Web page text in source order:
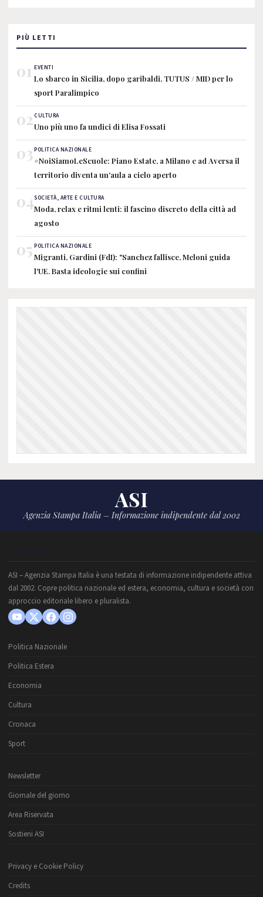
PIÙ LETTI
01 EVENTI
Lo sbarco in Sicilia, dopo garibaldi, TUTUS / MID per lo
sport Paralimpico
02CULTURA
Uno più uno fa undici di Elisa Fossati
03POLITICA NAZIONALE
#NoiSiamoLeScuole: Piano Estate, a Milano e ad Aversa il
territorio diventa un'aula a cielo aperto
04SOCIETÀ, ARTE E CULTURA
Moda, relax e ritmi lenti: il fascino discreto della città ad
agosto
05 POLITICA NAZIONALE
Migranti, Gardini (FdI): "Sanchez fallisce, Meloni guida
l'UE. Basta ideologie sui confini
ASI
Agenzia Stampa Italia – Informazione indipendente dal 2002
CHI SIAMO
ASI – Agenzia Stampa Italia è una testata di informazione indipendente attiva
dal 2002. Copre politica nazionale ed estera, economia, cultura e società con
approccio editoriale libero e pluralista.
Politica Nazionale
Politica Estera
Economia
Cultura
Cronaca
Sport
Newsletter
Giornale del giorno
Area Riservata
Sostieni ASI
Privacy e Cookie Policy
Credits